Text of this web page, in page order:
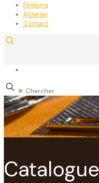
Finitions
Acheter
Contact
✕
Catalogue